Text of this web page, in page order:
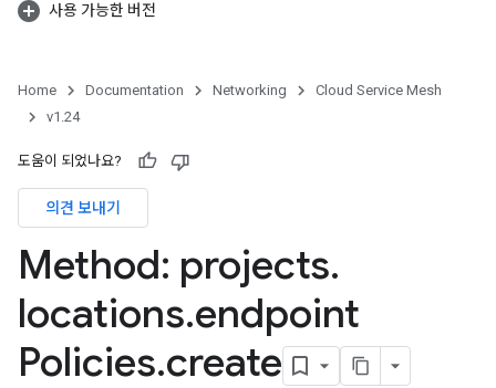
사용 가능한 버전
Home Documentation Networking
Cloud Service Mesh
v1.24
도움이 되었나요?
의견 보내기
Method: projects.
locations.endpoint
Policies.create